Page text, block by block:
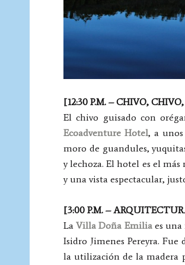
[12:30 P.M. – CHIVO,
El chivo guisado con
Ecoadventure Hotel, a
moro de guandules,
y lechoza. El hotel es el
y una vista espectacular,
[3:00 P.M. –
LaVilla Doña Emiliaes una
Isidro Jimenes Pereyra.
la utilización de la madera